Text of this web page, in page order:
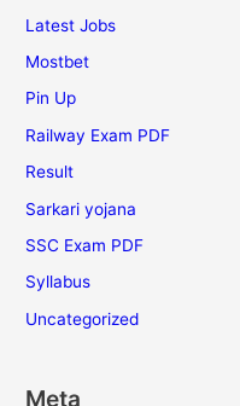
Latest Jobs
Mostbet
Pin Up
Railway Exam PDF
Result
Sarkari yojana
SSC Exam PDF
Syllabus
Uncategorized
Meta